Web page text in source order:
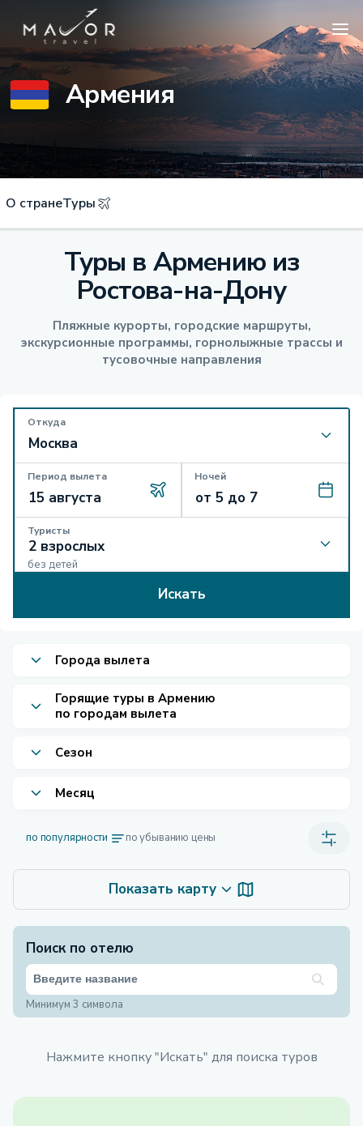
Армения
О странеТуры
Туры в Армению из
Ростова-на-Дону
Пляжные курорты, городские маршруты,
экскурсионные программы, горнолыжные трассы и
тусовочные направления
Откуда
Период вылета Ночей
Туристы
без детей
Искать
Города вылета
Горящие туры в Армению
по городам вылета
Сезон
Месяц
по популярности по убыванию цены
Показать карту
Поиск по отелю
Минимум 3 символа
Нажмите кнопку "Искать" для поиска туров